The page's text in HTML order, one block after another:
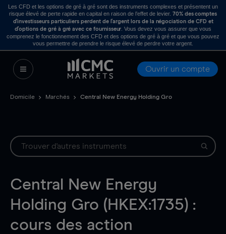
Les CFD et les options de gré à gré sont des instruments complexes et présentent un
risque élevé de perte rapide en capital en raison de l’effet de levier. 70% des comptes
d’investisseurs particuliers perdent de l’argent lors de la négociation de CFD et
d’options de gré à gré avec ce fournisseur . Vous devez vous assurer que vous
comprenez le fonctionnement des CFD et des options de gré à gré et que vous pouvez
vous permettre de prendre le risque élevé de perdre votre argent.
Ouvrir un compte
Domicile Marchés Central New Energy Holding Gro
Central New Energy
Holding Gro (HKEX:1735) :
cours des action